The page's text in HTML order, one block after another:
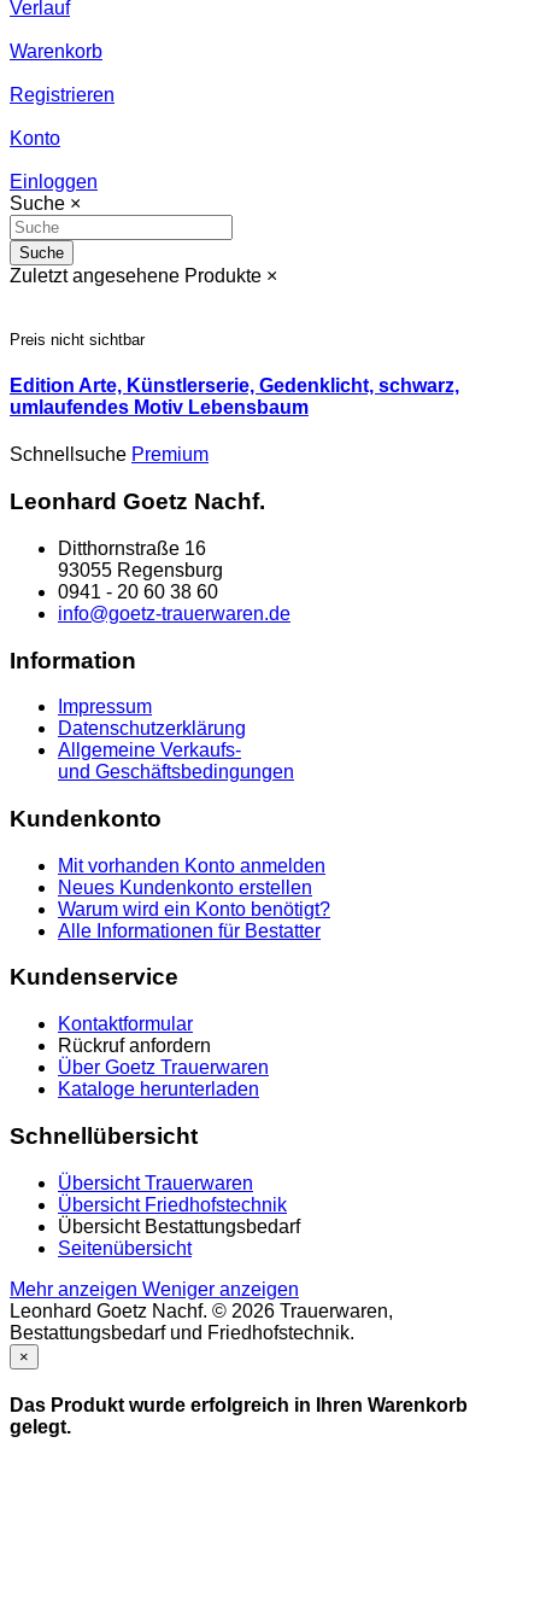
Verlauf
Warenkorb
Registrieren
Konto
Einloggen
Suche ×
Suche
Zuletzt angesehene Produkte ×
Preis nicht sichtbar
Edition Arte, Künstlerserie, Gedenklicht, schwarz,
umlaufendes Motiv Lebensbaum
Schnellsuche Premium
Leonhard Goetz Nachf.
Ditthornstraße 16
93055 Regensburg
0941 - 20 60 38 60
info@goetz-trauerwaren.de
Information
Impressum
Datenschutzerklärung
Allgemeine Verkaufs-
und Geschäftsbedingungen
Kundenkonto
Mit vorhanden Konto anmelden
Neues Kundenkonto erstellen
Warum wird ein Konto benötigt?
Alle Informationen für Bestatter
Kundenservice
Kontaktformular
Rückruf anfordern
Über Goetz Trauerwaren
Kataloge herunterladen
Schnellübersicht
Übersicht Trauerwaren
Übersicht Friedhofstechnik
Übersicht Bestattungsbedarf
Seitenübersicht
Mehr anzeigen Weniger anzeigen
Leonhard Goetz Nachf. © 2026 Trauerwaren,
Bestattungsbedarf und Friedhofstechnik.
×
Das Produkt wurde erfolgreich in Ihren Warenkorb
gelegt.